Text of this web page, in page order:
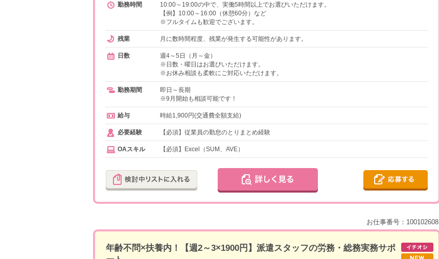
勤務時間
10:00～19:00の中で、実働5時間以上でお選びいただけます。
【例】10:00～16:00（休憩60分）など
※フルタイムも歓迎でございます。
残業 月に数時間程度、残業が発生する可能性があります。
日数
週4～5日（月～金）
※日数・曜日はお選びいただけます。
※お休み相談も柔軟にご対応いただけます。
勤務期間
即日～長期
※9月開始も相談可能です！
給与 時給1,900円(交通費全額支給)
必要経験 【必須】従業員の勤怠のとりまとめ経験
OAスキル 【必須】Excel（SUM、AVE）
お仕事番号：100102608
年齢不問×扶養内！【週2～3×1900円】派遣スタッフの労務・総務実務サポ